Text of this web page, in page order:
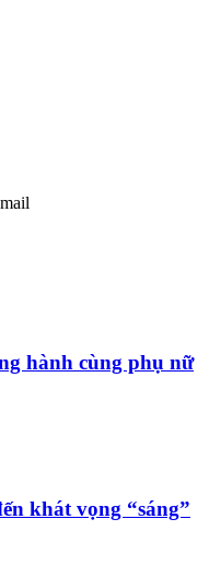
hành cùng phụ nữ
khát vọng “sáng”